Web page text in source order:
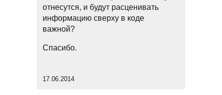
отнесутся, и будут расценивать
информацию сверху в коде
важной?
Спасибо.
17.06.2014